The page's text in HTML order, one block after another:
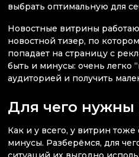
выбрать оптимальную для
Новостные витрины
новостной тизер, по
попадает на страницу с
быть и минусы: очень легко
аудиторией и получить
Для чего нужны
Как и у всего, у витрин
минусы. Разберёмся, для